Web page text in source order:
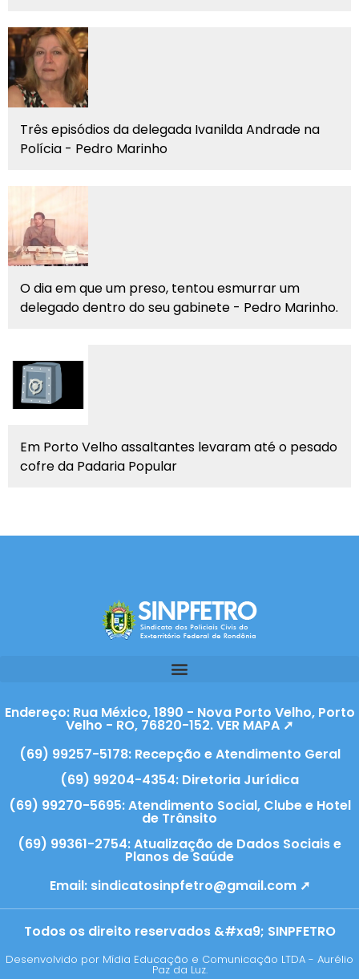
Três episódios da delegada Ivanilda Andrade na
Polícia - Pedro Marinho
O dia em que um preso, tentou esmurrar um
delegado dentro do seu gabinete - Pedro Marinho.
Em Porto Velho assaltantes levaram até o pesado
cofre da Padaria Popular
Endereço: Rua México, 1890 - Nova Porto Velho, Porto
Velho - RO, 76820-152. VER MAPA ➚
(69) 99257-5178: Recepção e Atendimento Geral
(69) 99204-4354: Diretoria Jurídica
(69) 99270-5695: Atendimento Social, Clube e Hotel
de Trânsito
(69) 99361-2754: Atualização de Dados Sociais e
Planos de Saúde
Email: sindicatosinpfetro@gmail.com ➚
Todos os direito reservados &#xa9; SINPFETRO
Desenvolvido por Mídia Educação e Comunicação LTDA - Aurélio
Paz da Luz.